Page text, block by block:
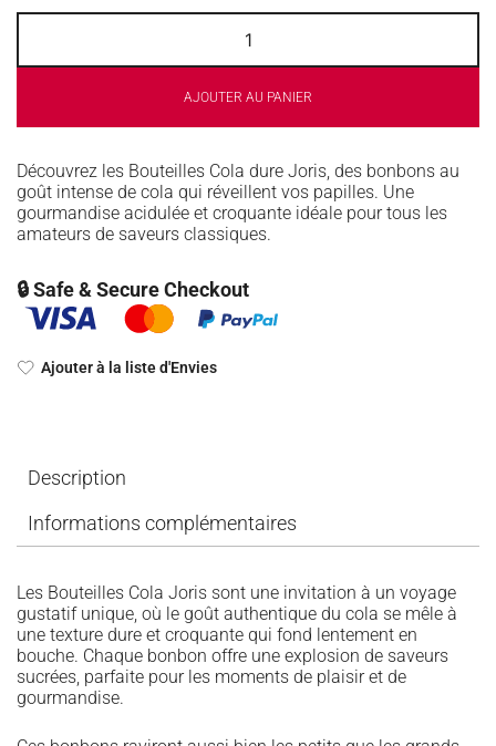
AJOUTER AU PANIER
Découvrez les Bouteilles Cola dure Joris, des bonbons au
goût intense de cola qui réveillent vos papilles. Une
gourmandise acidulée et croquante idéale pour tous les
amateurs de saveurs classiques.
🔒 Safe & Secure Checkout
Ajouter à la liste d'Envies
Description
Informations complémentaires
Les Bouteilles Cola Joris sont une invitation à un voyage
gustatif unique, où le goût authentique du cola se mêle à
une texture dure et croquante qui fond lentement en
bouche. Chaque bonbon offre une explosion de saveurs
sucrées, parfaite pour les moments de plaisir et de
gourmandise.